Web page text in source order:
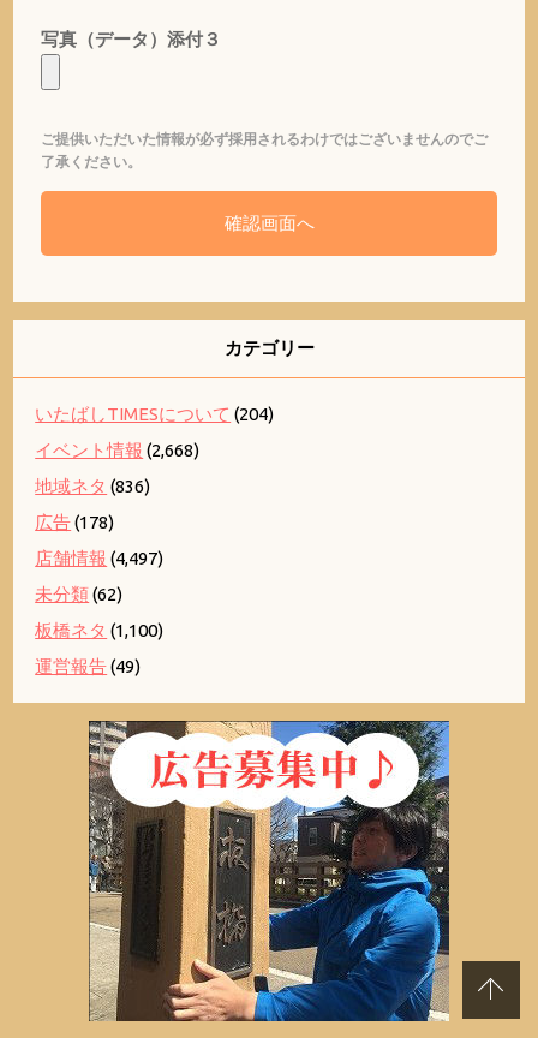
写真（データ）添付３
ご提供いただいた情報が必ず採用されるわけではございませんのでご
了承ください。
カテゴリー
いたばしTIMESについて (204)
イベント情報 (2,668)
地域ネタ (836)
広告(178)
店舗情報 (4,497)
未分類(62)
板橋ネタ (1,100)
運営報告(49)